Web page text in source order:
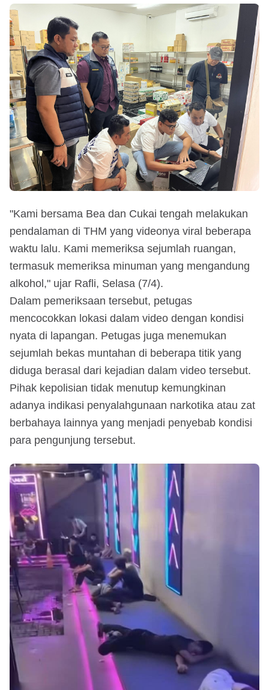
"Kami bersama Bea dan Cukai tengah melakukan
pendalaman di THM yang videonya viral beberapa
waktu lalu. Kami memeriksa sejumlah ruangan,
termasuk memeriksa minuman yang mengandung
alkohol," ujar Rafli, Selasa (7/4).
Dalam pemeriksaan tersebut, petugas
mencocokkan lokasi dalam video dengan kondisi
nyata di lapangan. Petugas juga menemukan
sejumlah bekas muntahan di beberapa titik yang
diduga berasal dari kejadian dalam video tersebut.
Pihak kepolisian tidak menutup kemungkinan
adanya indikasi penyalahgunaan narkotika atau zat
berbahaya lainnya yang menjadi penyebab kondisi
para pengunjung tersebut.